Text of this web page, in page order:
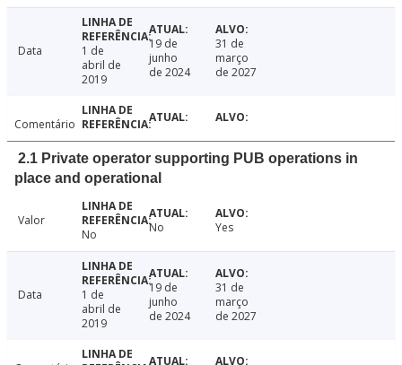
Data
1 de
abril de
2019
19 de
junho
de 2024
31 de
março
de 2027
Comentário
2.1 Private operator supporting PUB operations in
place and operational
Valor
No
No Yes
Data
1 de
abril de
2019
19 de
junho
de 2024
31 de
março
de 2027